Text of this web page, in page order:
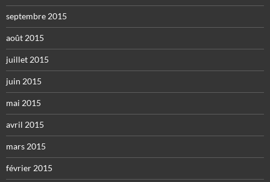
septembre 2015
août 2015
juillet 2015
juin 2015
mai 2015
avril 2015
mars 2015
février 2015